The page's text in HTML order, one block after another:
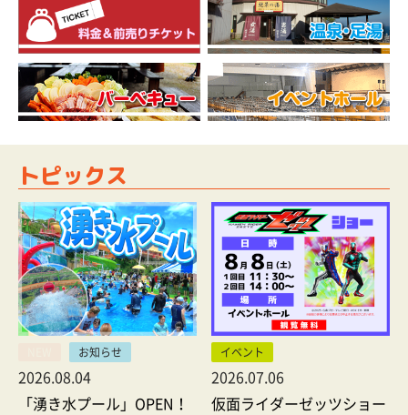
トピックス
お知らせ
2026.08.04
「湧き水プール」OPEN！
イベント
2026.07.06
仮面ライダーゼッツショー